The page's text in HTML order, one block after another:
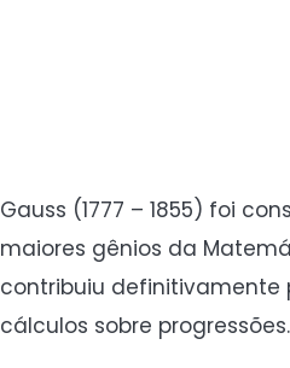
Gauss (1777 – 1855) foi
maiores gênios da
contribuiu definitivamente
cálculos sobre progressões.